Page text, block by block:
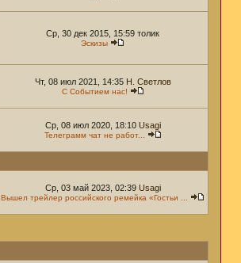
Ср, 30 дек 2015, 15:59 толик
Эскизы
Чт, 08 июл 2021, 14:35 Н. Светлов
С Событием нас!
Ср, 08 июл 2020, 18:10 Usagi
Телеграмм чат не работ...
Ср, 03 май 2023, 02:39 Usagi
Вышел трейлер российского ремейка «Гостьи ...